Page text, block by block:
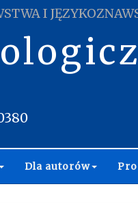
I
Dla autorów